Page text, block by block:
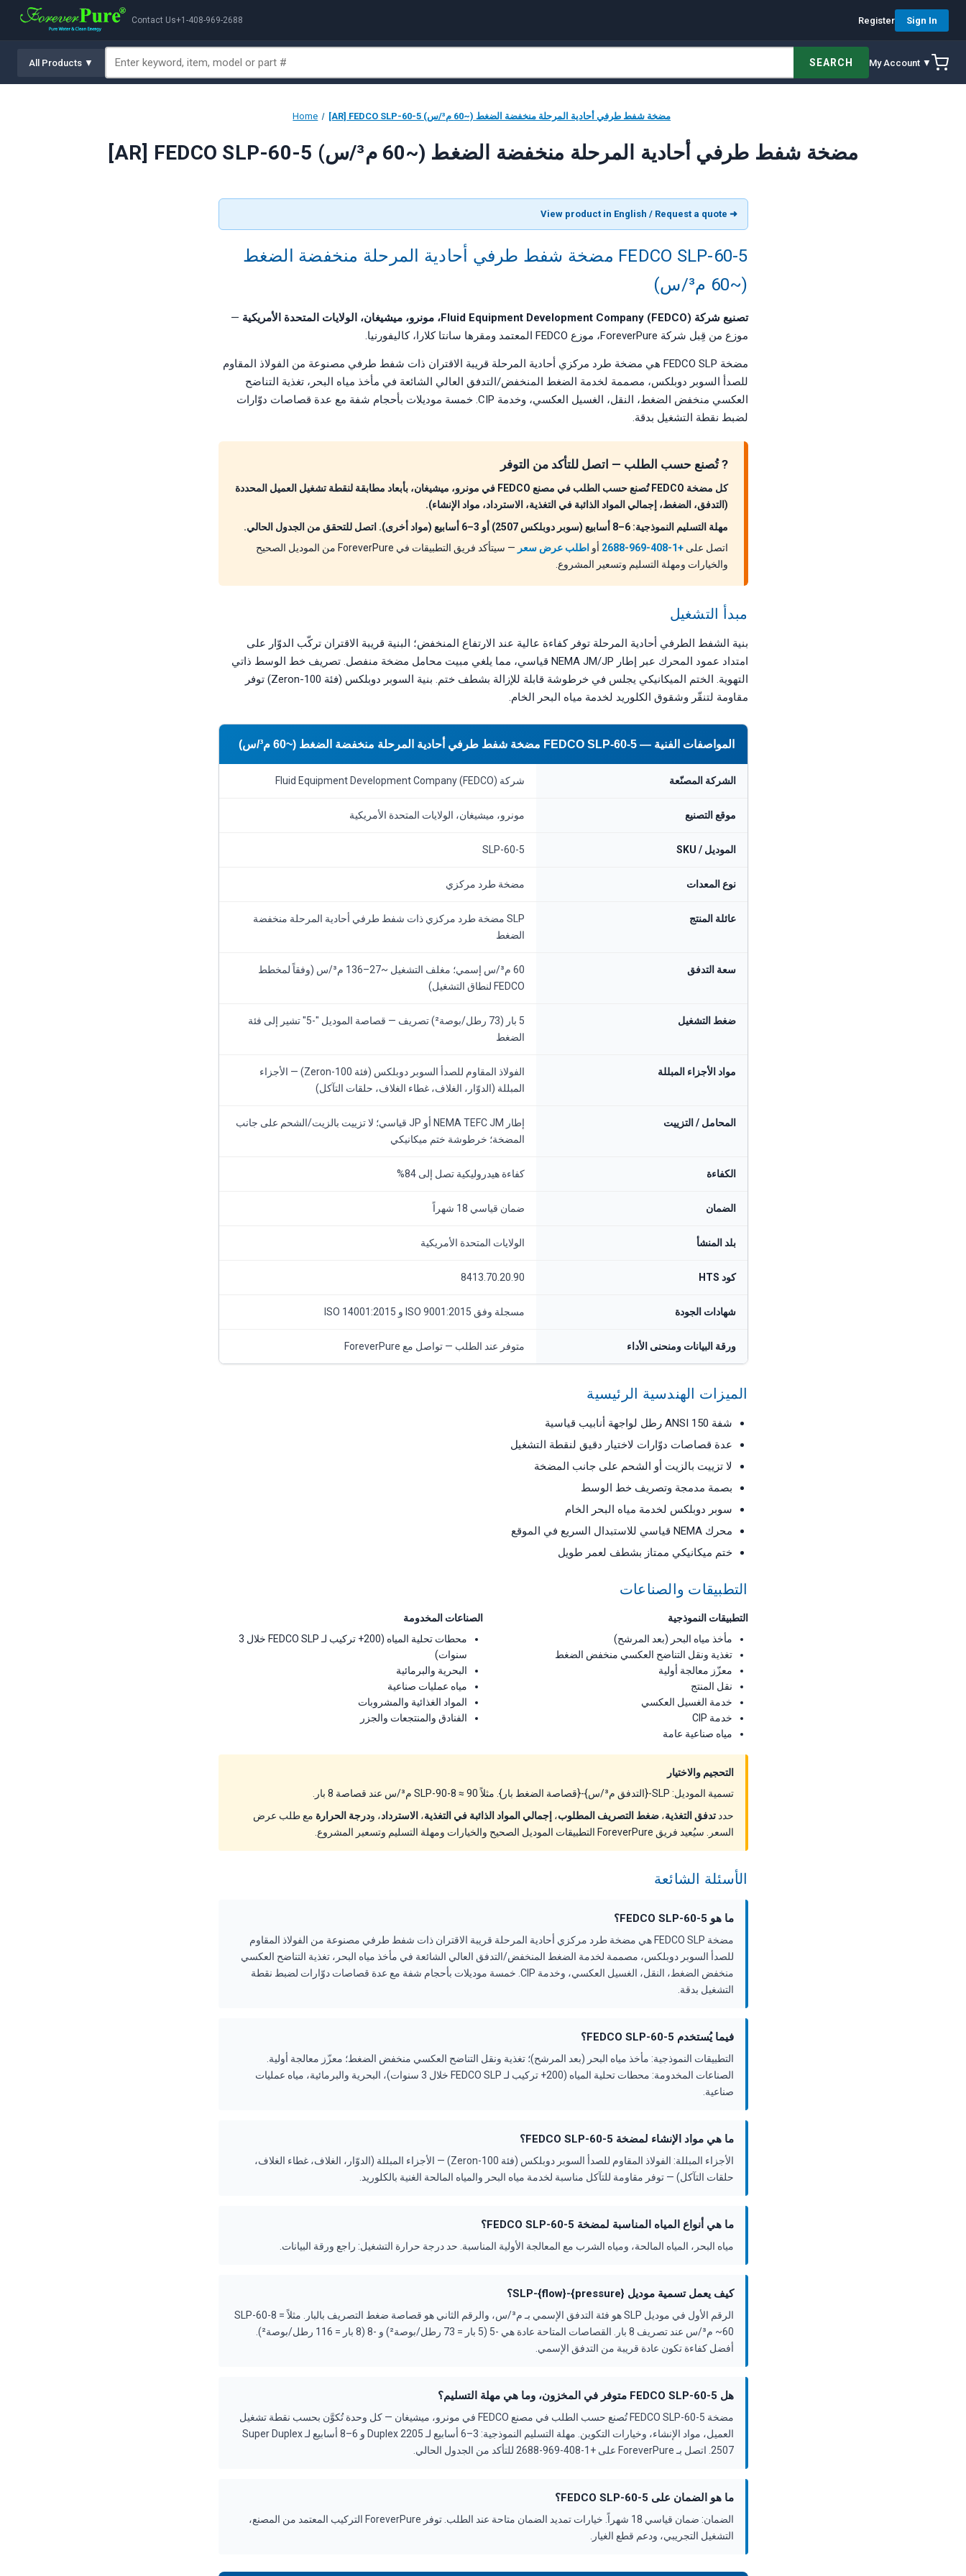
Contact Us+1-408-969-2688 Register Sign In
All Products ▼ SEARCH My Account ▼
Home [AR] FEDCO SLP-60-5 مضخة شفط طرفي أحادية المرحلة منخفضة الضغط (~60 م³/س)
[AR] FEDCO SLP-60-5 مضخة شفط طرفي أحادية المرحلة منخفضة الضغط (~60 م³/س)
➜ View product in English / Request a quote
FEDCO SLP-60-5 مضخة شفط طرفي أحادية المرحلة منخفضة الضغط
(~60 م³/س)
تصنيع شركة Fluid Equipment Development Company (FEDCO)، مونرو، ميشيغان، الولايات المتحدة الأمريكية
—
موزع من قِبل شركة ForeverPure، موزع FEDCO المعتمد ومقرها سانتا كلارا، كاليفورنيا.
مضخة FEDCO SLP هي مضخة طرد مركزي أحادية المرحلة قريبة الاقتران ذات شفط طرفي مصنوعة من الفولاذ المقاوم
للصدأ السوبر دوبلكس، مصممة لخدمة الضغط المنخفض/التدفق العالي الشائعة في مأخذ مياه البحر، تغذية التناضح
العكسي منخفض الضغط، النقل، الغسيل العكسي، وخدمة CIP. خمسة موديلات بأحجام شفة مع عدة قصاصات دوّارات
لضبط نقطة التشغيل بدقة.
? تُصنع حسب الطلب — اتصل للتأكد من التوفر
كل مضخة FEDCO تُصنع حسب الطلب في مصنع FEDCO في مونرو، ميشيغان، بأبعاد مطابقة لنقطة تشغيل العميل المحددة
(التدفق، الضغط، إجمالي المواد الذائبة في التغذية، الاسترداد، مواد الإنشاء).
مهلة التسليم النموذجية: 6–8 أسابيع (سوبر دوبلكس 2507) أو 3–6 أسابيع (مواد أخرى). اتصل للتحقق من الجدول الحالي.
اتصل على+1-408-969-2688 أو اطلب عرض سعر
— سيتأكد فريق التطبيقات في ForeverPure من الموديل الصحيح
والخيارات ومهلة التسليم وتسعير المشروع.
مبدأ التشغيل
بنية الشفط الطرفي أحادية المرحلة توفر كفاءة عالية عند الارتفاع المنخفض؛ البنية قريبة الاقتران تركّب الدوّار على
امتداد عمود المحرك عبر إطار NEMA JM/JP قياسي، مما يلغي مبيت محامل مضخة منفصل. تصريف خط الوسط ذاتي
التهوية. الختم الميكانيكي يجلس في خرطوشة قابلة للإزالة بشطف ختم. بنية السوبر دوبلكس (فئة Zeron-100) توفر
مقاومة لتنقّر وشقوق الكلوريد لخدمة مياه البحر الخام.
المواصفات الفنية — FEDCO SLP-60-5 مضخة شفط طرفي أحادية المرحلة منخفضة الضغط (~60 م³/س)
الشركة المصنّعة شركة Fluid Equipment Development Company (FEDCO)
موقع التصنيع مونرو، ميشيغان، الولايات المتحدة الأمريكية
الموديل / SKU SLP-60-5
نوع المعدات مضخة طرد مركزي
عائلة المنتج
SLP مضخة طرد مركزي ذات شفط طرفي أحادية المرحلة منخفضة
الضغط
سعة التدفق
60 م³/س إسمي؛ مغلف التشغيل ~27–136 م³/س (وفقاً لمخطط
FEDCO لنطاق التشغيل)
ضغط التشغيل
5 بار (73 رطل/بوصة²) تصريف — قصاصة الموديل "-5" تشير إلى فئة
الضغط
مواد الأجزاء المبللة
الفولاذ المقاوم للصدأ السوبر دوبلكس (فئة Zeron-100) — الأجزاء
المبللة (الدوّار، الغلاف، غطاء الغلاف، حلقات التآكل)
المحامل / التزييت
إطار NEMA TEFC JM أو JP قياسي؛ لا تزييت بالزيت/الشحم على جانب
المضخة؛ خرطوشة ختم ميكانيكي
الكفاءة كفاءة هيدروليكية تصل إلى 84%
الضمان ضمان قياسي 18 شهراً
بلد المنشأ الولايات المتحدة الأمريكية
كود HTS 8413.70.20.90
شهادات الجودة مسجلة وفق ISO 9001:2015 و ISO 14001:2015
ورقة البيانات ومنحنى الأداء متوفر عند الطلب — تواصل مع ForeverPure
الميزات الهندسية الرئيسية
شفة ANSI 150 رطل لواجهة أنابيب قياسية
عدة قصاصات دوّارات لاختيار دقيق لنقطة التشغيل
لا تزييت بالزيت أو الشحم على جانب المضخة
بصمة مدمجة وتصريف خط الوسط
سوبر دوبلكس لخدمة مياه البحر الخام
محرك NEMA قياسي للاستبدال السريع في الموقع
ختم ميكانيكي ممتاز بشطف لعمر طويل
التطبيقات والصناعات
التطبيقات النموذجية
مأخذ مياه البحر (بعد المرشح)
تغذية ونقل التناضح العكسي منخفض الضغط
معزّز معالجة أولية
نقل المنتج
خدمة الغسيل العكسي
خدمة CIP
مياه صناعية عامة
الصناعات المخدومة
محطات تحلية المياه (200+ تركيب لـ FEDCO SLP خلال 3
سنوات)
البحرية والبرمائية
مياه عمليات صناعية
المواد الغذائية والمشروبات
الفنادق والمنتجعات والجزر
التحجيم والاختيار
تسمية الموديل: SLP-{التدفق م³/س}-{قصاصة الضغط بار}. مثلاً SLP-90-8 ≈ 90 م³/س عند قصاصة 8 بار.
حددتدفق التغذية،ضغط التصريف المطلوب، إجمالي المواد الذائبة في التغذية، الاسترداد، ودرجة الحرارة مع طلب عرض
السعر. سيُعيد فريق ForeverPure التطبيقات الموديل الصحيح والخيارات ومهلة التسليم وتسعير المشروع.
الأسئلة الشائعة
ما هو FEDCO SLP-60-5؟
مضخة FEDCO SLP هي مضخة طرد مركزي أحادية المرحلة قريبة الاقتران ذات شفط طرفي مصنوعة من الفولاذ المقاوم
للصدأ السوبر دوبلكس، مصممة لخدمة الضغط المنخفض/التدفق العالي الشائعة في مأخذ مياه البحر، تغذية التناضح العكسي
منخفض الضغط، النقل، الغسيل العكسي، وخدمة CIP. خمسة موديلات بأحجام شفة مع عدة قصاصات دوّارات لضبط نقطة
التشغيل بدقة.
فيما يُستخدم FEDCO SLP-60-5؟
التطبيقات النموذجية: مأخذ مياه البحر (بعد المرشح)؛ تغذية ونقل التناضح العكسي منخفض الضغط؛ معزّز معالجة أولية.
الصناعات المخدومة: محطات تحلية المياه (200+ تركيب لـ FEDCO SLP خلال 3 سنوات)، البحرية والبرمائية، مياه عمليات
صناعية.
ما هي مواد الإنشاء لمضخة FEDCO SLP-60-5؟
الأجزاء المبللة: الفولاذ المقاوم للصدأ السوبر دوبلكس (فئة Zeron-100) — الأجزاء المبللة (الدوّار، الغلاف، غطاء الغلاف،
حلقات التآكل) — توفر مقاومة للتآكل مناسبة لخدمة مياه البحر والمياه المالحة الغنية بالكلوريد.
ما هي أنواع المياه المناسبة لمضخة FEDCO SLP-60-5؟
مياه البحر، المياه المالحة، ومياه الشرب مع المعالجة الأولية المناسبة. حد درجة حرارة التشغيل: راجع ورقة البيانات.
كيف يعمل تسمية موديل SLP-{flow}-{pressure}؟
الرقم الأول في موديل SLP هو فئة التدفق الإسمي بـ م³/س، والرقم الثاني هو قصاصة ضغط التصريف بالبار. مثلاً SLP-60-8 =
~60 م³/س عند تصريف 8 بار. القصاصات المتاحة عادة هي -5 (5 بار = 73 رطل/بوصة²) و -8 (8 بار = 116 رطل/بوصة²).
أفضل كفاءة تكون عادة قريبة من التدفق الإسمي.
هل FEDCO SLP-60-5 متوفر في المخزون، وما هي مهلة التسليم؟
مضخة FEDCO SLP-60-5 تُصنع حسب الطلب في مصنع FEDCO في مونرو، ميشيغان — كل وحدة تُكوَّن بحسب نقطة تشغيل
العميل، مواد الإنشاء، وخيارات التكوين. مهلة التسليم النموذجية: 3–6 أسابيع لـ Duplex 2205 و 6–8 أسابيع لـ Super Duplex
2507. اتصل بـ ForeverPure على +1-408-969-2688 للتأكد من الجدول الحالي.
ما هو الضمان على FEDCO SLP-60-5؟
الضمان: ضمان قياسي 18 شهراً. خيارات تمديد الضمان متاحة عند الطلب. توفر ForeverPure التركيب المعتمد من المصنع،
التشغيل التجريبي، ودعم قطع الغيار.